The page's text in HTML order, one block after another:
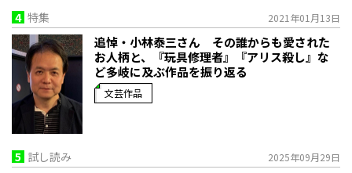
4 特集 2021年01月13日
追悼・小林泰三さん その誰からも愛された
お人柄と、『玩具修理者』『アリス殺し』な
ど多岐に及ぶ作品を振り返る
文芸作品
5 試し読み 2025年09月29日